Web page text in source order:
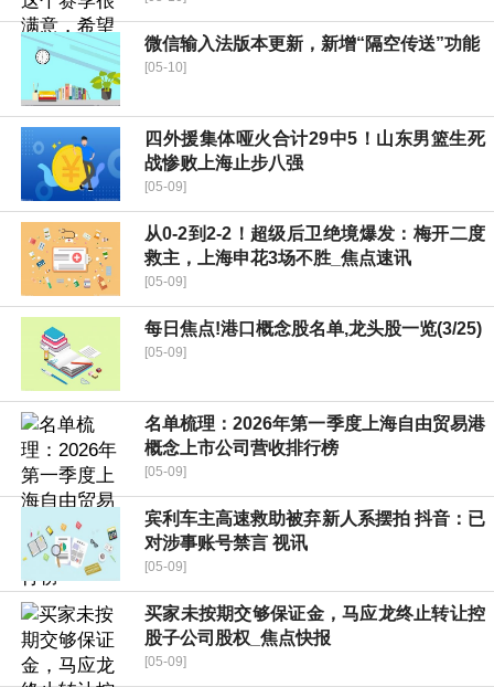
微信输入法版本更新，新增“隔空传送”功能
[05-10]
四外援集体哑火合计29中5！山东男篮生死
战惨败上海止步八强
[05-09]
从0-2到2-2！超级后卫绝境爆发：梅开二度
救主，上海申花3场不胜_焦点速讯
[05-09]
每日焦点!港口概念股名单,龙头股一览(3/25)
[05-09]
名单梳理：2026年第一季度上海自由贸易港
概念上市公司营收排行榜
[05-09]
宾利车主高速救助被弃新人系摆拍 抖音：已
对涉事账号禁言 视讯
[05-09]
买家未按期交够保证金，马应龙终止转让控
股子公司股权_焦点快报
[05-09]